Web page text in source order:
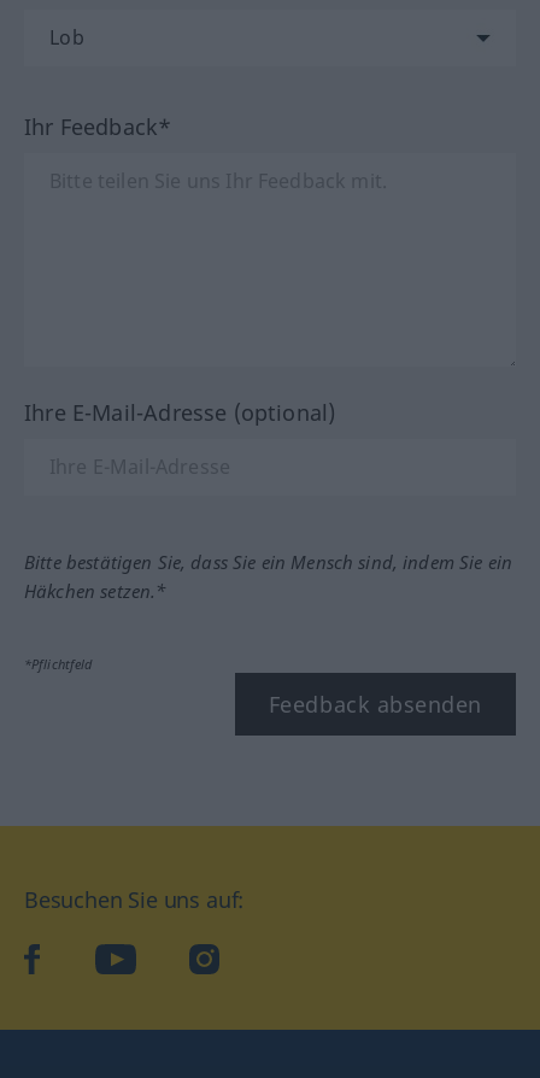
Ihr Feedback*
Ihre E-Mail-Adresse (optional)
Bitte bestätigen Sie, dass Sie ein Mensch sind, indem Sie ein
Häkchen setzen.*
*Pflichtfeld
Feedback absenden
Besuchen Sie uns auf:
facebookYouTube Instagram